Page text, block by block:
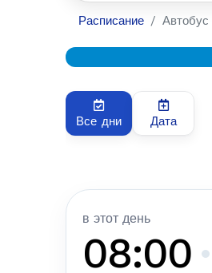
Расписание
Все дни Дата
в этот день
08:00